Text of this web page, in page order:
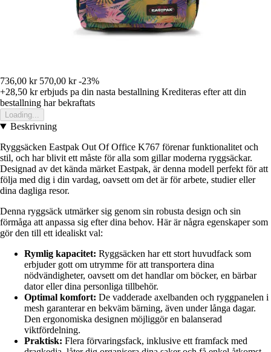
736,00 kr 570,00 kr -23%
+28,50 krerbjuds pa din nasta bestallning Krediteras efter att din
bestallning har bekraftats
Loading...
Beskrivning
Ryggsäcken Eastpak Out Of Office K767 förenar funktionalitet och
stil, och har blivit ett måste för alla som gillar moderna ryggsäckar.
Designad av det kända märket Eastpak, är denna modell perfekt för att
följa med dig i din vardag, oavsett om det är för arbete, studier eller
dina dagliga resor.
Denna ryggsäck utmärker sig genom sin robusta design och sin
förmåga att anpassa sig efter dina behov. Här är några egenskaper som
gör den till ett idealiskt val:
Rymlig kapacitet: Ryggsäcken har ett stort huvudfack som
erbjuder gott om utrymme för att transportera dina
nödvändigheter, oavsett om det handlar om böcker, en bärbar
dator eller dina personliga tillbehör.
Optimal komfort: De vadderade axelbanden och ryggpanelen i
mesh garanterar en bekväm bärning, även under långa dagar.
Den ergonomiska designen möjliggör en balanserad
viktfördelning.
Praktisk: Flera förvaringsfack, inklusive ett framfack med